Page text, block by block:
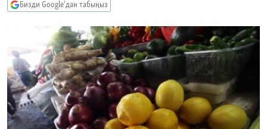
ЭКСПЕРТТЕР ТАЛДАЙТ
БИЗ ЖАНА ДҮЙНӨ
ДАНИСТЕ
ЭЖЕ-СИҢДИЛЕР
АЗАТТЫК+
ЫҢГАЙСЫЗ СУРООЛОР
ӨЗГӨЧӨ ПИКИР
Русский
ОНЛАЙН ШЕРИНЕ
Бизди Google'дан табыңыз